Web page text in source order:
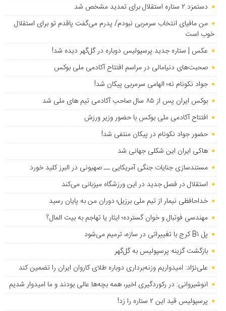
دستمزد ۲ ستاره استقلال برای تمدید مشخص شد
من مافیای انتخاب سرمربی نبودم/ پدرم می‌گفت پاقدم تو برای استقلال
خوب است
عکس | ستاره جدید پرسپولیس دوباره در گل‌گهر دیده شد!
صحبت‌های دنیامالی در مراسم افتتاح آکادمی ملی بوکس
جواد نکونام نه؛ الهامی سرمربی پیکان شد!
بوکس ایران پس از ۸۵ سال صاحب آکادمی تیم های ملی شد
افتتاح آکادمی ملی بوکس با حضور وزیر ورزش
حضور جواد نکونام در پیکان منتفی شد!
هاکی ایران این شکلی جهانی شد
مستندسازی جنایات جنگی آمریکایی ــ صهیونی در البرز کلید خورد
استقلال در فصل جدید در این ورزشگاه میزبانی می‌کند
خداحافظی نیمار از تیم ملی برزیل؛ دوران من به پایان رسید
مهندسی فوتبال و خوان گسترده؛ ایثار یا تهاجم به بیت المال؟
پل B۱ کرج با تغییراتی در سازه، ترمیم می‌شود
بازگشت گزینه پرسپولیس به ‌گل‌گهر
علی‌نژاد: امیدواریم وزنه‌برداری دوباره طلای کاروان ایران را تضمین کند
انوشیروانی: در رکوردگیری اخیر، همه بچه‌ها عالی بودند و ما امیدوار شدیم
پرسپولیس قید این ۲ ستاره را زد!